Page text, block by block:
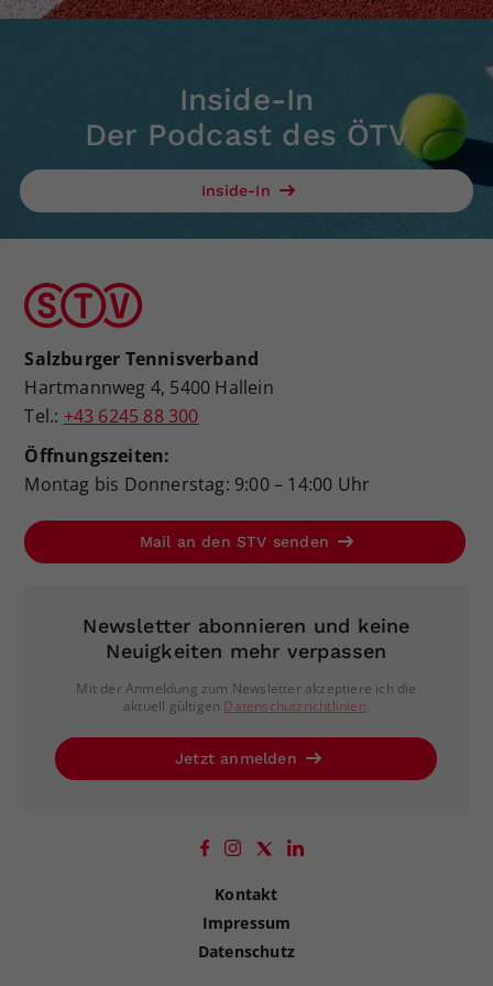
Inside-In
Der Podcast des ÖTV
Inside-In
Salzburger Tennisverband
Hartmannweg 4, 5400 Hallein
Tel.: +43 6245 88 300
Öffnungszeiten:
Montag bis Donnerstag: 9:00 – 14:00 Uhr
Mail an den STV senden
Newsletter abonnieren und keine
Neuigkeiten mehr verpassen
Mit der Anmeldung zum Newsletter akzeptiere ich die
aktuell gültigen Datenschutzrichtlinien.
Jetzt anmelden
Kontakt
Impressum
Datenschutz
historische Speicherung Ihrer
vorgenommen Einstellungen, falls der
Webseiten-Betreiber dies eingestellt
hat.